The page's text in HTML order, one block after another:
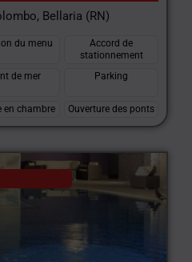
Bellaria (RN)
du menu
Accord de
stationnement
de mer Parking
en chambre Ouverture des ponts